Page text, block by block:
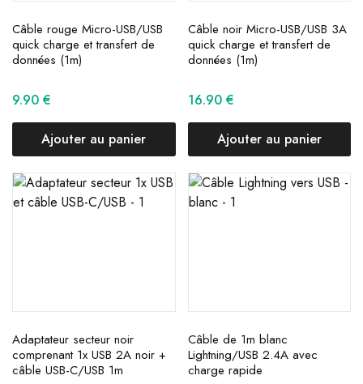
Câble rouge Micro-USB/USB
quick charge et transfert de
données (1m)
9.90 €
Ajouter au panier
Câble noir Micro-USB/USB 3A
quick charge et transfert de
données (1m)
16.90 €
Ajouter au panier
Adaptateur secteur noir
comprenant 1x USB 2A noir +
câble USB-C/USB 1m
Câble de 1m blanc
Lightning/USB 2.4A avec
charge rapide